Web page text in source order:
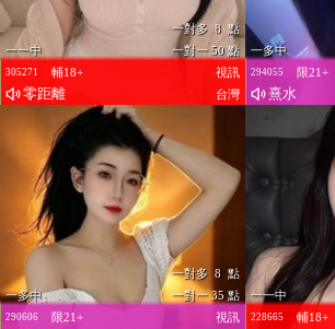
一一中
一對多 8 點
一對一 50 點
輔18+
視訊
305271
零距離 台灣
一多中
限21+
294055
熹水
一多中
一對多 8 點
一對一 35 點
限21+
視訊
290606
一一中
輔18+
228665